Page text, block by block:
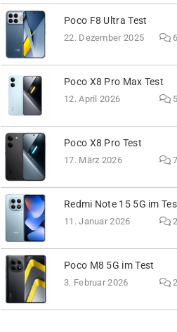
Poco F8 Ultra Test
22. Dezember 2025
Poco X8 Pro Max Test
12. April 2026
Poco X8 Pro Test
17. März 2026
Redmi Note 15 5G im
11. Januar 2026
Poco M8 5G im Test
3. Februar 2026